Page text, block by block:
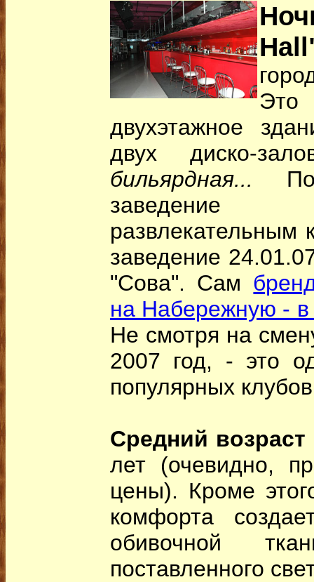
двухэтажное
двух диско-
бильярдная...
заведение
развлекательным
заведение
"Сова". Сам
на Набережную - в
Не смотря на
2007 год, - это
популярных
Средний возраст
лет (очевидно,
цены). Кроме
комфорта
обивочной
поставленного